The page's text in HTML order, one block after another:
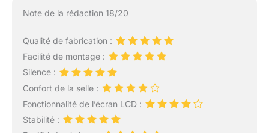
Note de la rédaction 18/20
Qualité de fabrication :
Facilité de montage :
Silence :
Confort de la selle :
Fonctionnalité de l’écran LCD :
Stabilité :